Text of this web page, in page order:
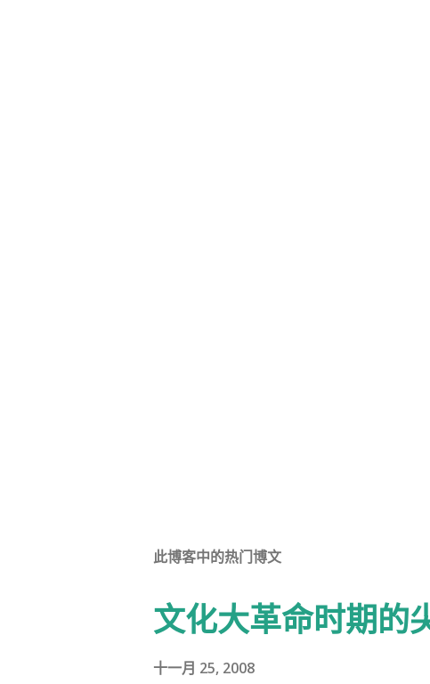
此博客中的热门博文
文化大革命时期的
十一月 25, 2008